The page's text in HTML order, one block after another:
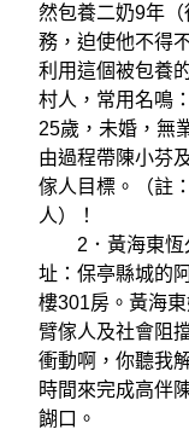
然包養二奶9年
務，迫使他不得
利用這個被包養
村人，常用名鳴
25歲，未婚，無
由過程帶陳小芬
傢人目標。（註
人）！
2．黃海東恆
址：保亭縣城的
樓301房。黃海
臂傢人及社會阻
衝動啊，你聽我
時間來完成高伴
餬口。